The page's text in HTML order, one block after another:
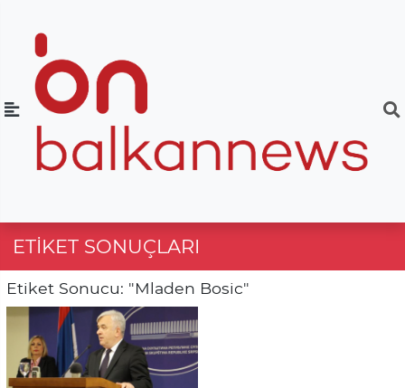
ETIKET SONUÇLARI
Etiket Sonucu: "Mladen Bosic"